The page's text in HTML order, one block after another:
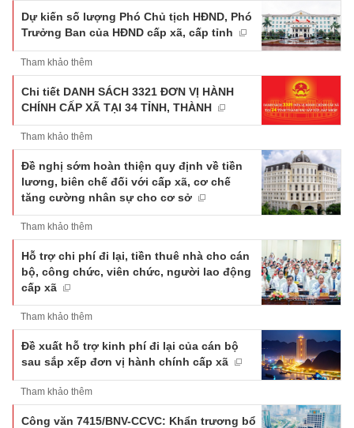
Dự kiến số lượng Phó Chủ tịch HĐND, Phó
Trưởng Ban của HĐND cấp xã, cấp tỉnh
Tham khảo thêm
Chi tiết DANH SÁCH 3321 ĐƠN VỊ HÀNH
CHÍNH CẤP XÃ TẠI 34 TỈNH, THÀNH
Tham khảo thêm
Đề nghị sớm hoàn thiện quy định về tiền
lương, biên chế đối với cấp xã, cơ chế
tăng cường nhân sự cho cơ sở
Tham khảo thêm
Hỗ trợ chi phí đi lại, tiền thuê nhà cho cán
bộ, công chức, viên chức, người lao động
cấp xã
Tham khảo thêm
Đề xuất hỗ trợ kinh phí đi lại của cán bộ
sau sắp xếp đơn vị hành chính cấp xã
Tham khảo thêm
Công văn 7415/BNV-CCVC: Khẩn trương bổ